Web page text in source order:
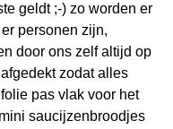
geldt ;-) zo worden er
personen zijn,
door ons zelf altijd op
zodat alles
pas vlak voor het
saucijzenbroodjes